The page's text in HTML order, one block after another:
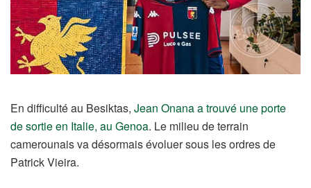
En difficulté au Besiktas, Jean Onanaa trouvé une porte
de sortie en Italie, au Genoa. Le milieu de terrain
camerounais va désormais évoluer sous les ordres de
Patrick Vieira.